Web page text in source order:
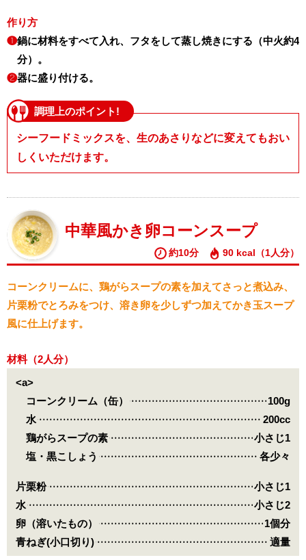
作り方
❶鍋に材料をすべて入れ、フタをして蒸し焼きにする（中火約4
分）。
❷器に盛り付ける。
調理上のポイント!
シーフードミックスを、生のあさりなどに変えてもおい
しくいただけます。
中華風かき卵コーンスープ
約10分 90 kcal（1人分）
コーンクリームに、鶏がらスープの素を加えてさっと煮込み、
片栗粉でとろみをつけ、溶き卵を少しずつ加えてかき玉スープ
風に仕上げます。
材料（2人分）
<a>
コーンクリーム（缶）
100g
水
200cc
鶏がらスープの素
小さじ1
塩・黒こしょう
各少々
片栗粉
小さじ1
水
小さじ2
卵（溶いたもの）
1個分
青ねぎ(小口切り)
適量